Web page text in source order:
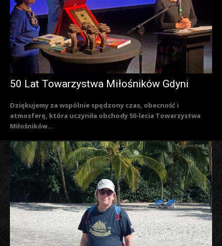
50 Lat Towarzystwa Miłośników Gdyni
Dziękujemy za wspólnie spędzony czas, obecność i
atmosferę, która uczyniła obchody 50-lecia Towarzystwa
Miłośników...